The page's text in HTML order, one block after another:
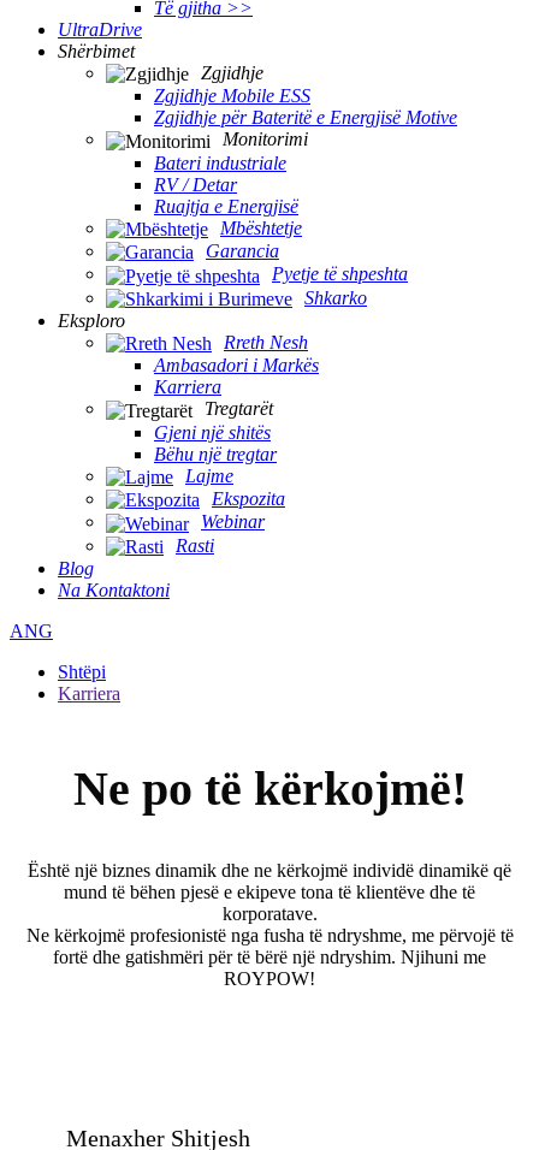
Të gjitha >>
UltraDrive
Shërbimet
Zgjidhje
Zgjidhje Mobile ESS
Zgjidhje për Bateritë e Energjisë Motive
Monitorimi
Bateri industriale
RV / Detar
Ruajtja e Energjisë
Mbështetje
Garancia
Pyetje të shpeshta
Shkarko
Eksploro
Rreth Nesh
Ambasadori i Markës
Karriera
Tregtarët
Gjeni një shitës
Bëhu një tregtar
Lajme
Ekspozita
Webinar
Rasti
Blog
Na Kontaktoni
ANG
Shtëpi
Karriera
Ne po të kërkojmë!
Është një biznes dinamik dhe ne kërkojmë individë dinamikë që
mund të bëhen pjesë e ekipeve tona të klientëve dhe të
korporatave.
Ne kërkojmë profesionistë nga fusha të ndryshme, me përvojë të
fortë dhe gatishmëri për të bërë një ndryshim. Njihuni me
ROYPOW!
Menaxher Shitjesh